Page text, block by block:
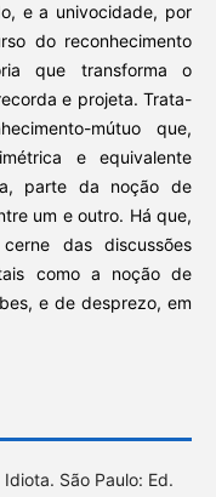
e a univocidade, por
do reconhecimento
que transforma o
e projeta. Trata-
mútuo que,
e equivalente
parte da noção de
um e outro. Há que,
das discussões
tais como a noção de
e de desprezo, em
São Paulo: Ed.